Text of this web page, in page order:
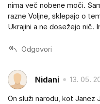
nima več nobene moči.
razne Voljne, sklepajo o
Ukrajini a ne dosežejo nič.
Odgovori
Nidani 13. 05.
On služi narodu, kot Janez